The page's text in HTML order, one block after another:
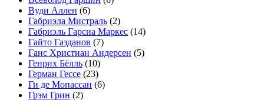
Вуди Аллен (6)
Габриэла Мистраль (2)
Габриэль Гарсиа Маркес (14)
Гайто Газданов (7)
Ганс Христиан Андерсен (5)
Генрих Бёлль (10)
Герман Гессе (23)
Ги де Мопассан (6)
Грэм Грин (2)